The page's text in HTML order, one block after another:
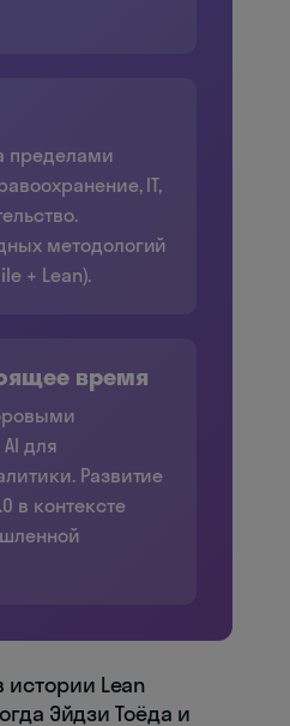
пределами
IT,
методологий
+ Lean).
время
для
Развитие
в контексте
Lean
Эйдзи Тоёда и